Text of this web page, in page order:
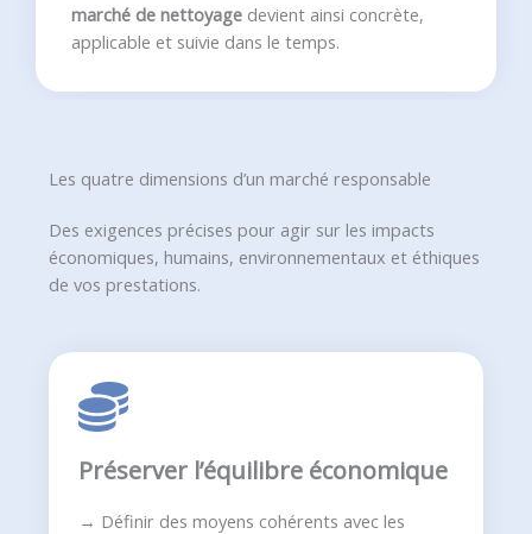
marché de nettoyage devient ainsi concrète,
applicable et suivie dans le temps.
Les quatre dimensions d’un marché responsable
Des exigences précises pour agir sur les impacts
économiques, humains, environnementaux et éthiques
de vos prestations.
Préserver l’équilibre économique
→ Définir des moyens cohérents avec les